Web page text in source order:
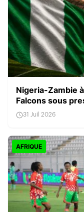
Nigeria-Zambie
Falcons sous
31 Juil 2026
AFRIQUE